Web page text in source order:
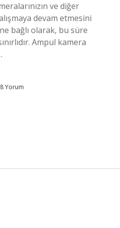
ve diğer
devam etmesini
bağlı olarak, bu süre
Ampul kamera
8 Yorum